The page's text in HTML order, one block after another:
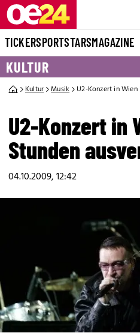
TICKERSPORTSTARSMAGAZINE
KULTUR
Kultur Musik U2-Konzert in
U2-Konzert in
Stunden
04.10.2009, 12:42